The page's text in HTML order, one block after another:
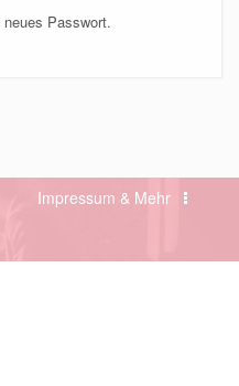
Passwort.
Impressum & Mehr